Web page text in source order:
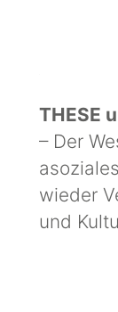
THESE
– Der
wieder
und